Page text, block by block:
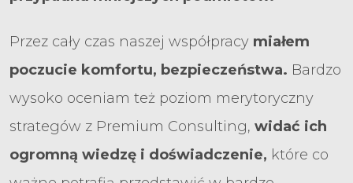
Przez cały czas naszej współpracy miałem
poczucie komfortu, bezpieczeństwa. Bardzo
wysoko oceniam też poziom merytoryczny
strategów z Premium Consulting, widać ich
ogromną wiedzę i doświadczenie, które co